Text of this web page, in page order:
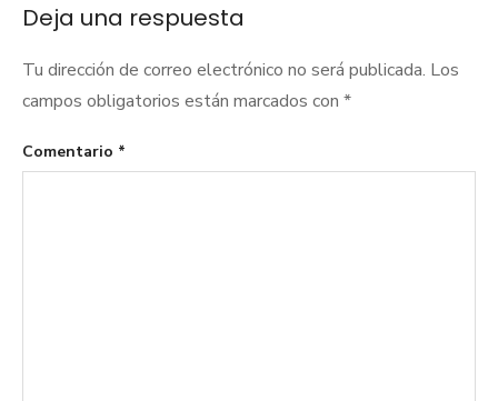
Deja una respuesta
Tu dirección de correo electrónico no será publicada. Los
campos obligatorios están marcados con *
Comentario *